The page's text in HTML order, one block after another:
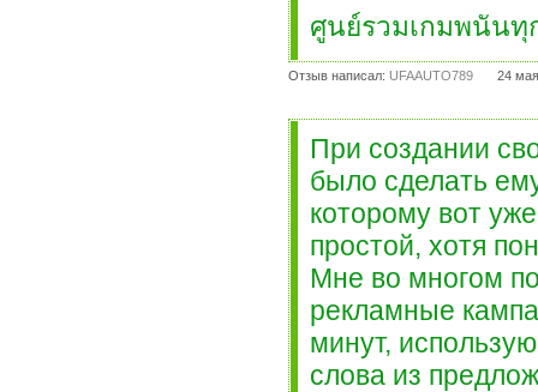
ศูนย์รวมเกมพนันทุ
Отзыв написал: UFAAUTO789 24
При создании
было сделать
которому вот
простой, хотя
Мне во многом
рекламные
минут,
слова из